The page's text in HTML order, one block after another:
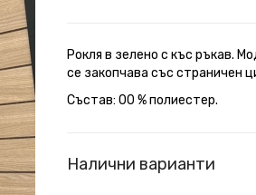
Рокля в зелено с къс ръкав.
се закопчава със страничен
Състав: 00 % полиестер.
Налични варианти